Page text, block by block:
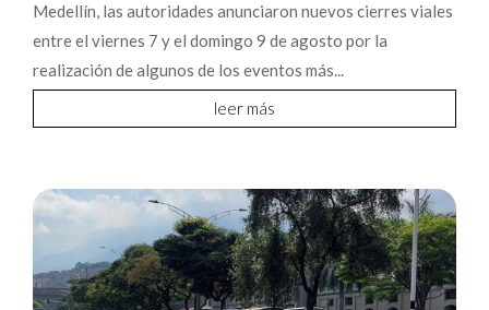
Medellín, las autoridades anunciaron nuevos cierres viales
entre el viernes 7 y el domingo 9 de agosto por la
realización de algunos de los eventos más...
leer más